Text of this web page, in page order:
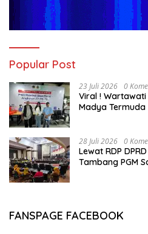
Popular Post
23 Juli 2026 0
Viral ! Wartawati
Madya
28 Juli 2026 0
Lewat RDP
Tambang PGM
FANSPAGE FACEBOOK